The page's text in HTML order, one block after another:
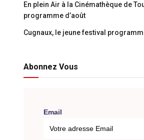
En plein Air à la Cinémathèque de
programme d’août
Cugnaux, le jeune festival
Abonnez Vous
Email